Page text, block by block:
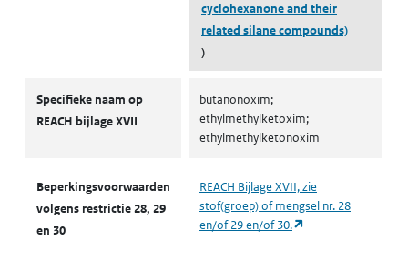
cyclohexanone and their
related silane compounds)
)
Specifieke naam op
REACH bijlage XVII
butanonoxim;
ethylmethylketoxim;
ethylmethylketonoxim
Beperkingsvoorwaarden
volgens restrictie 28, 29
en 30
REACH Bijlage XVII, zie
stof(groep) of mengsel nr. 28
en/of 29 en/of 30.